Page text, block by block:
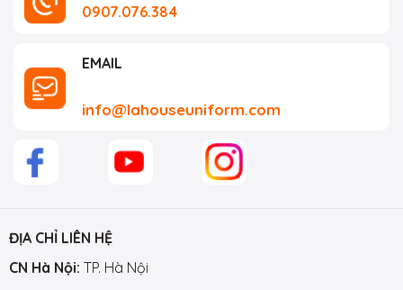
0907.076.384
EMAIL
info@lahouseuniform.com
ĐỊA CHỈ LIÊN HỆ
CN Hà Nội: TP. Hà Nội